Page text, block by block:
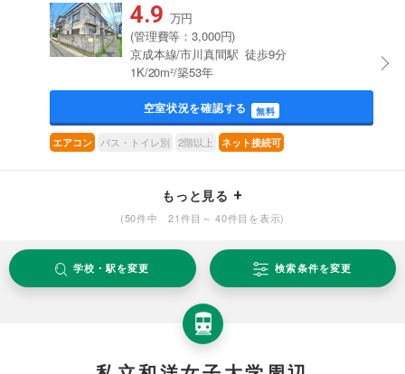
4.9 万円
(管理費等：3,000円)
京成本線/市川真間駅 徒歩9分
1K/20m²/築53年
空室状況を確認する 無料
エアコン バス・トイレ別 2階以上 ネット接続可
もっと見る
(50件中 21件目～ 40件目を表示)
学校・駅を変更 検索条件を変更